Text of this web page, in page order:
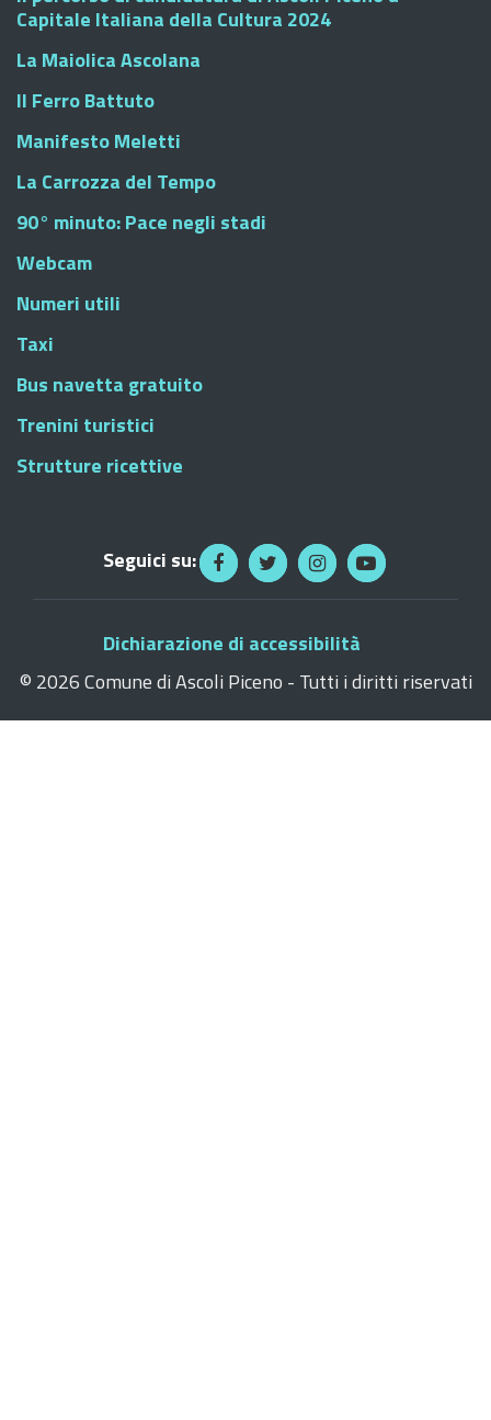
Capitale Italiana della Cultura 2024
La Maiolica Ascolana
Il Ferro Battuto
Manifesto Meletti
La Carrozza del Tempo
90° minuto: Pace negli stadi
Webcam
Numeri utili
Taxi
Bus navetta gratuito
Trenini turistici
Strutture ricettive
Seguici su:
Dichiarazione di accessibilità
© 2026 Comune di Ascoli Piceno - Tutti i diritti riservati